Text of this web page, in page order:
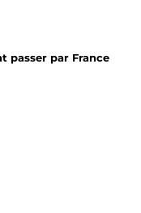
passer par France